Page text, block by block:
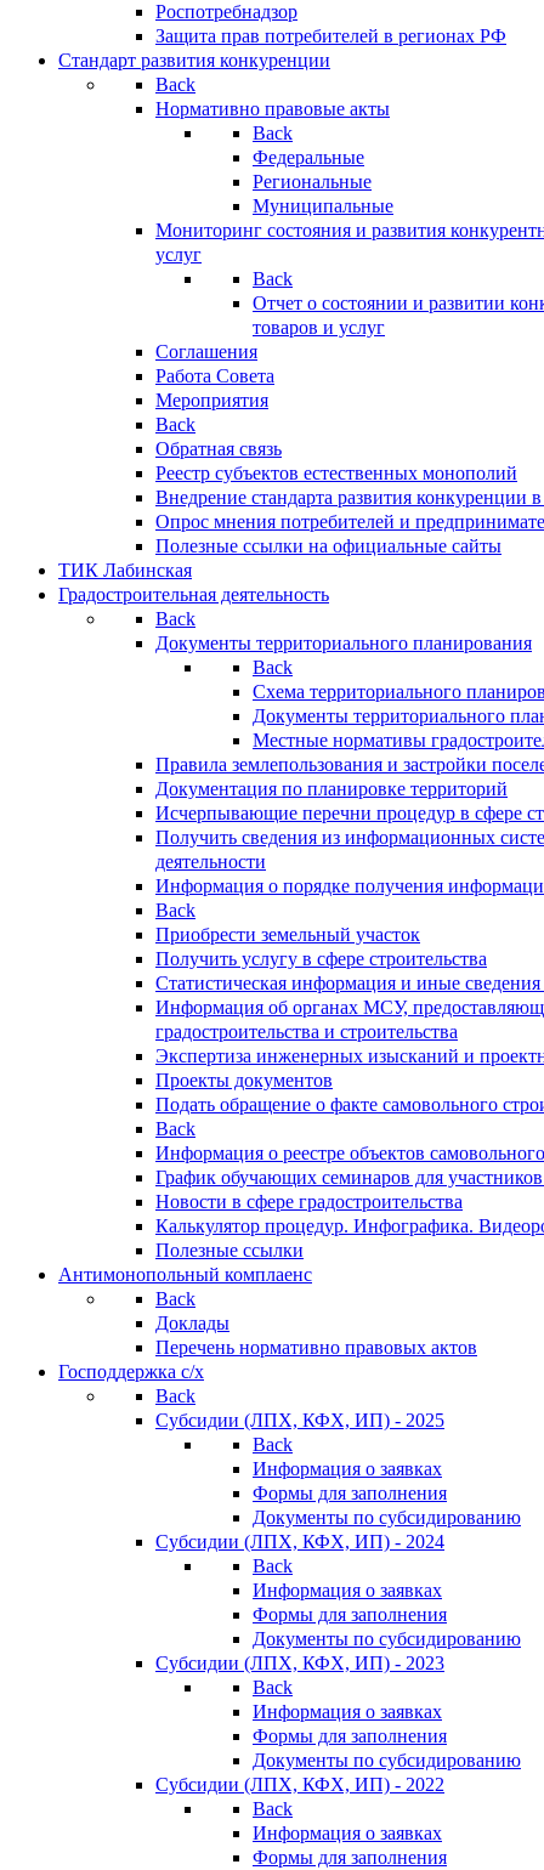
Роспотребнадзор
Защита прав потребителей в регионах РФ
Стандарт развития конкуренции
Back
Нормативно правовые акты
Back
Федеральные
Региональные
Муниципальные
Мониторинг состояния и развития
услуг
Back
Отчет о состоянии и развитии
товаров и услуг
Соглашения
Работа Совета
Мероприятия
Back
Обратная связь
Реестр субъектов естественных монополий
Внедрение стандарта развития конкуренции
Опрос мнения потребителей и
Полезные ссылки на официальные сайты
ТИК Лабинская
Градостроительная деятельность
Back
Документы территориального планирования
Back
Схема территориального
Документы территориального
Местные нормативы
Правила землепользования и застройки
Документация по планировке территорий
Исчерпывающие перечни процедур в сфере
Получить сведения из информационных
деятельности
Информация о порядке получения
Back
Приобрести земельный участок
Получить услугу в сфере строительства
Статистическая информация и иные сведения
Информация об органах МСУ,
градостроительства и строительства
Экспертиза инженерных изысканий и
Проекты документов
Подать обращение о факте самовольного
Back
Информация о реестре объектов
График обучающих семинаров для участников
Новости в сфере градостроительства
Калькулятор процедур. Инфографика.
Полезные ссылки
Антимонопольный комплаенс
Back
Доклады
Перечень нормативно правовых актов
Господдержка с/х
Back
Субсидии (ЛПХ, КФХ, ИП) - 2025
Back
Информация о заявках
Формы для заполнения
Документы по субсидированию
Субсидии (ЛПХ, КФХ, ИП) - 2024
Back
Информация о заявках
Формы для заполнения
Документы по субсидированию
Субсидии (ЛПХ, КФХ, ИП) - 2023
Back
Информация о заявках
Формы для заполнения
Документы по субсидированию
Субсидии (ЛПХ, КФХ, ИП) - 2022
Back
Информация о заявках
Формы для заполнения